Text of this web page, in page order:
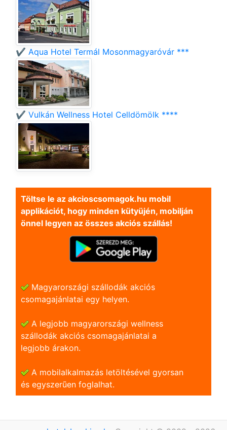
✔️ Aqua Hotel Termál Mosonmagyaróvár ***
✔️ Vulkán Wellness Hotel Celldömölk ****
Töltse le az akcioscsomagok.hu mobil
applikációt, hogy minden kütyüjén, mobilján
önnel legyen az összes akciós szállás!
Magyarországi szállodák akciós
csomagajánlatai egy helyen.
A legjobb magyarországi wellness
szállodák akciós csomagajánlatai a
legjobb árakon.
A mobilalkalmazás letöltésével gyorsan
és egyszerũen foglalhat.